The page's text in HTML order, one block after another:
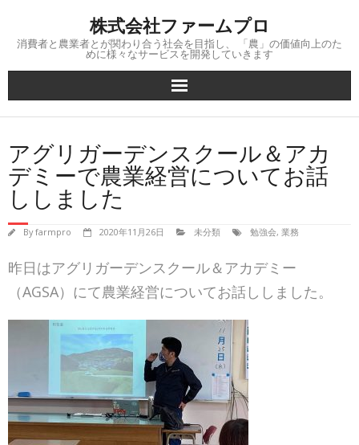
content
株式会社ファームプロ
消費者と農業者とが関わり合う社会を目指し、 「農」の価値向上のた
めに様々なサービスを開発していきます
アグリガーデンスクール＆アカ
デミーで農業経営についてお話
ししました
Byfarmpro 2020年11月26日 未分類 勉強会, 業務
昨日はアグリガーデンスクール＆アカデミー
（AGSA）にて農業経営についてお話ししました。